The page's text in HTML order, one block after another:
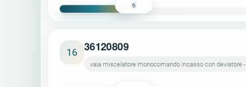
6
16 36120809
vaia miscelatore monocomando incasso con deviatore -